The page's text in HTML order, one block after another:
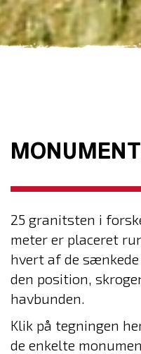
25 granitsten i
meter er placeret
hvert af de
den position,
havbunden.
Klik på tegningen
de enkelte